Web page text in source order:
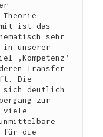
Theorie
ist das
sehr
in unserer
‚Kompetenz’
Transfer
Die
sich deutlich
zur
viele
für die